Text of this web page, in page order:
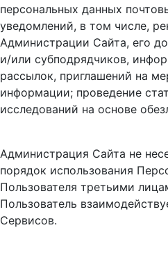
персональных данных
уведомлений, в том числе,
Администрации Сайта, его
и/или субподрядчиков,
рассылок, приглашений на
информации; проведение
исследований на основе
Администрация Сайта не
порядок использования
Пользователя третьими
Пользователь
Сервисов.